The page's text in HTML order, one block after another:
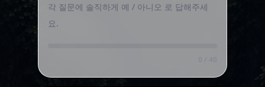
형
사
각 질문에 솔직하게 예 / 아니오 로 답해주세
요.